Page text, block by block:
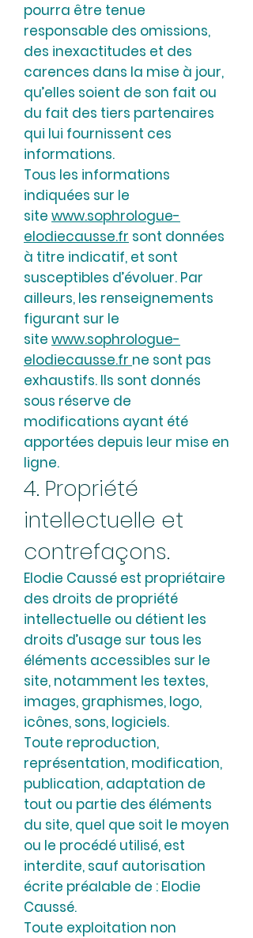
pourra être tenue
responsable des omissions,
des inexactitudes et des
carences dans la mise à jour,
qu’elles soient de son fait ou
du fait des tiers partenaires
qui lui fournissent ces
informations.
Tous les informations
indiquées sur le
site www.sophrologue-
elodiecausse.fr sont données
à titre indicatif, et sont
susceptibles d’évoluer. Par
ailleurs, les renseignements
figurant sur le
site www.sophrologue-
elodiecausse.fr ne sont pas
exhaustifs. Ils sont donnés
sous réserve de
modifications ayant été
apportées depuis leur mise en
ligne.
4. Propriété
intellectuelle et
contrefaçons.
Elodie Caussé est propriétaire
des droits de propriété
intellectuelle ou détient les
droits d’usage sur tous les
éléments accessibles sur le
site, notamment les textes,
images, graphismes, logo,
icônes, sons, logiciels.
Toute reproduction,
représentation, modification,
publication, adaptation de
tout ou partie des éléments
du site, quel que soit le moyen
ou le procédé utilisé, est
interdite, sauf autorisation
écrite préalable de : Elodie
Caussé.
Toute exploitation non